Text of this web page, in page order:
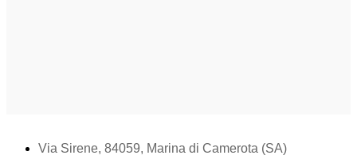
Via Sirene, 84059, Marina di Camerota (SA)